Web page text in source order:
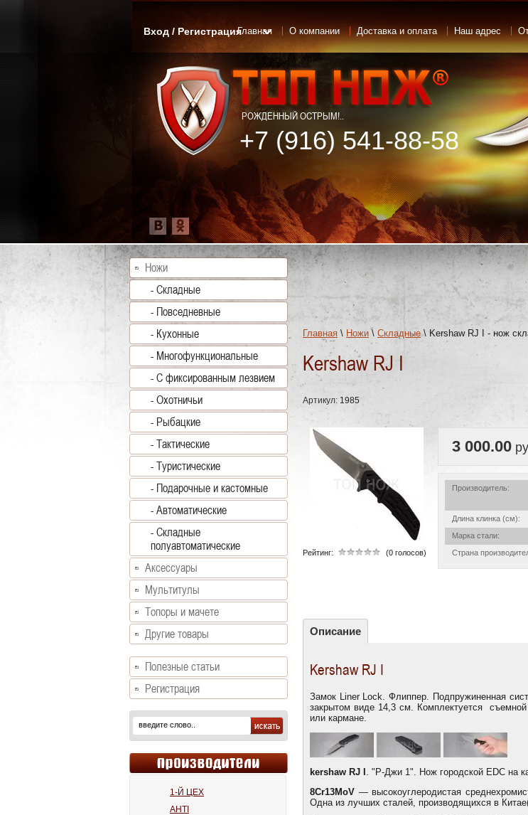
Главная О компании Доставка и оплата Наш адрес
Вход / Регистрация
РОЖДЕННЫЙ ОСТРЫМ!..
+7 (916) 541-88-58
Главная \ Ножи \ Складные\ Kershaw RJ I - нож
Kershaw RJ I
Артикул: 1985
Рейтинг: (0 голосов)
3 000.00
Производитель:
Длина клинка (см):
Марка стали:
Страна
Описание
Kershaw RJ I
Замок Liner Lock. Флиппер. Подпружиненная
закрытом виде 14,3 см. Комплектуется
или кармане.
kershaw RJ I
. "Р-Джи 1". Нож городской EDC на
8Cr13MoV — высокоуглеродистая
Одна из лучших сталей, производящихся в
Ножи
- Складные
- Повседневные
- Кухонные
- Многофункциональные
- С фиксированным лезвием
- Охотничьи
- Рыбацкие
- Тактические
- Туристические
- Подарочные и кастомные
- Автоматические
- Складные
полуавтоматические
Аксессуары
Мультитулы
Топоры и мачете
Другие товары
Полезные статьи
Регистрация
1-Й ЦЕХ
AHTI